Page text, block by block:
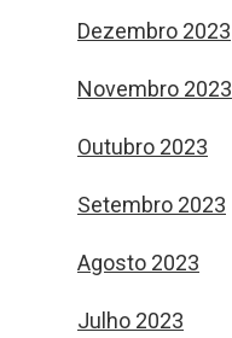
Dezembro 2023
Novembro 2023
Outubro 2023
Setembro 2023
Agosto 2023
Julho 2023